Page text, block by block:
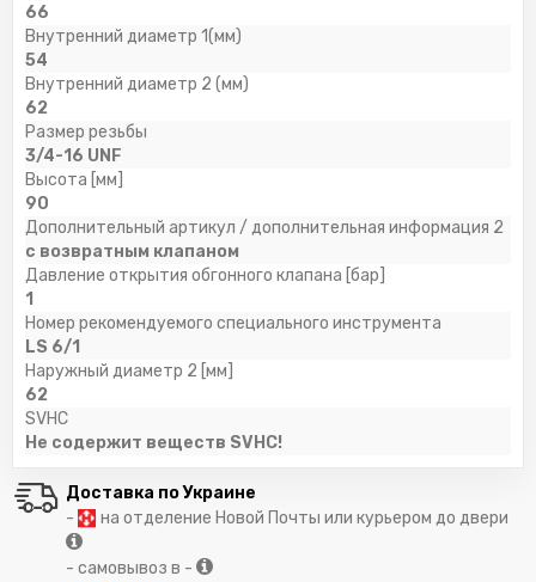
66
Внутренний диаметр 1(мм)
54
Внутренний диаметр 2 (мм)
62
Размер резьбы
3/4-16 UNF
Высота [мм]
90
Дополнительный артикул / дополнительная информация 2
с возвратным клапаном
Давление открытия обгонного клапана [бар]
1
Номер рекомендуемого специального инструмента
LS 6/1
Наружный диаметр 2 [мм]
62
SVHC
Не содержит веществ SVHC!
Доставка по Украине
-
на отделение Новой Почты или курьером до двери
- самовывоз в -